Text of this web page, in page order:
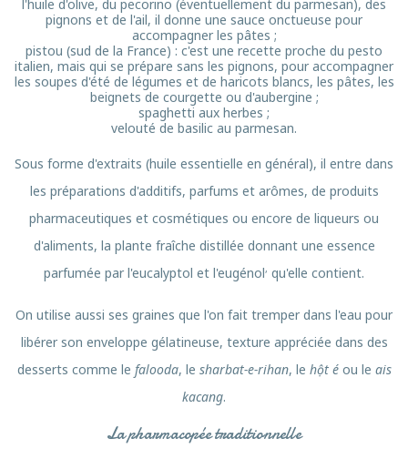
l'huile d'olive, du pecorino (éventuellement du parmesan), des
pignons et de l'ail, il donne une sauce onctueuse pour
accompagner les pâtes ;
pistou (sud de la France) : c'est une recette proche du pesto
italien, mais qui se prépare sans les pignons, pour accompagner
les soupes d'été de légumes et de haricots blancs, les pâtes, les
beignets de courgette ou d'aubergine ;
spaghetti aux herbes ;
velouté de basilic au parmesan.
Sous forme d'extraits (huile essentielle en général), il entre dans
les préparations d'additifs, parfums et arômes, de produits
pharmaceutiques et cosmétiques ou encore de liqueurs ou
d'aliments, la plante fraîche distillée donnant une essence
parfumée par l'eucalyptol et l'eugénol, qu'elle contient.
On utilise aussi ses graines que l'on fait tremper dans l'eau pour
libérer son enveloppe gélatineuse, texture appréciée dans des
desserts comme le falooda, le sharbat-e-rihan, le hột éou le ais
kacang.
La pharmacopée traditionnelle